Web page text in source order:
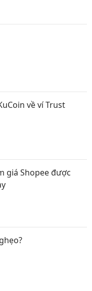
về ví Trust
giá Shopee được